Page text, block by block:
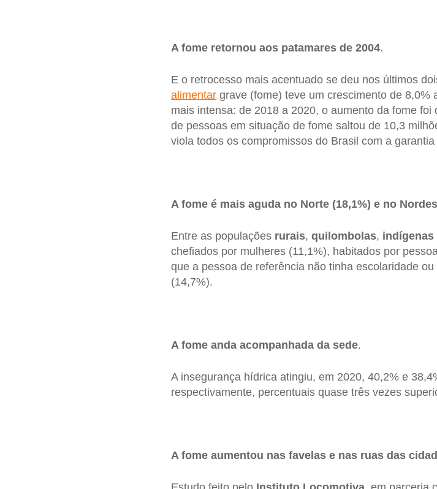
A fome retornou aos patamares de 2004.
E o retrocesso mais acentuado se deu nos últimos
alimentargrave (fome) teve um crescimento de 8,0%
mais intensa: de 2018 a 2020, o aumento da fome
de pessoas em situação de fome saltou de 10,3
viola todos os compromissos do Brasil com a
A fome é mais aguda no Norte (18,1%) e no
Entre as populações rurais, quilombolas, indígenas
chefiados por mulheres (11,1%), habitados por
que a pessoa de referência não tinha escolaridade
(14,7%).
A fome anda acompanhada da sede.
A insegurança hídrica atingiu, em 2020, 40,2% e
respectivamente, percentuais quase três vezes
A fome aumentou nas favelas e nas ruas das